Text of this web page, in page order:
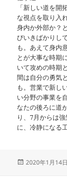
「新しい道を開
な視点を取り入
身内か外部か？
びいきばかりし
も。あえて身内
とが大事な時期
いて攻めの時期
間は自分の勇気
も。営業で新し
い分野の事業を
なたの後ろに道
り、7月からは
に、冷静になる
投
2020年1月14日